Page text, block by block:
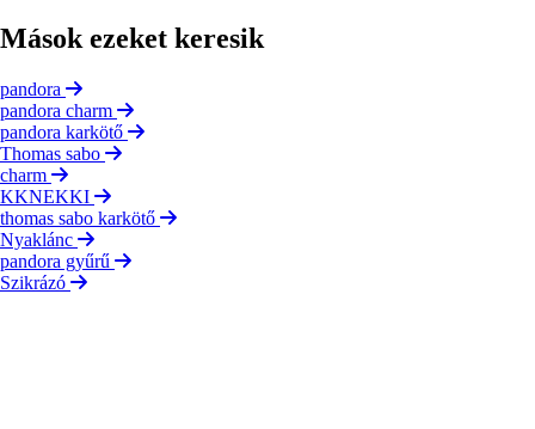
Mások ezeket keresik
pandora
pandora charm
pandora karkötő
Thomas sabo
charm
KKNEKKI
thomas sabo karkötő
Nyaklánc
pandora gyűrű
Szikrázó